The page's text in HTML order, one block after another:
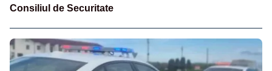
Consiliul de Securitate